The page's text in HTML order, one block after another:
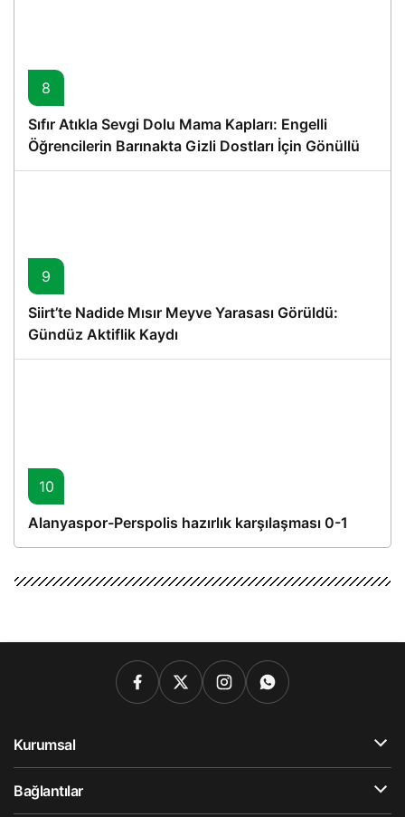
8
Sıfır Atıkla Sevgi Dolu Mama Kapları: Engelli
Öğrencilerin Barınakta Gizli Dostları İçin Gönüllü
Proje
9
Siirt’te Nadide Mısır Meyve Yarasası Görüldü:
Gündüz Aktiflik Kaydı
10
Alanyaspor-Perspolis hazırlık karşılaşması 0-1
Kurumsal
Bağlantılar